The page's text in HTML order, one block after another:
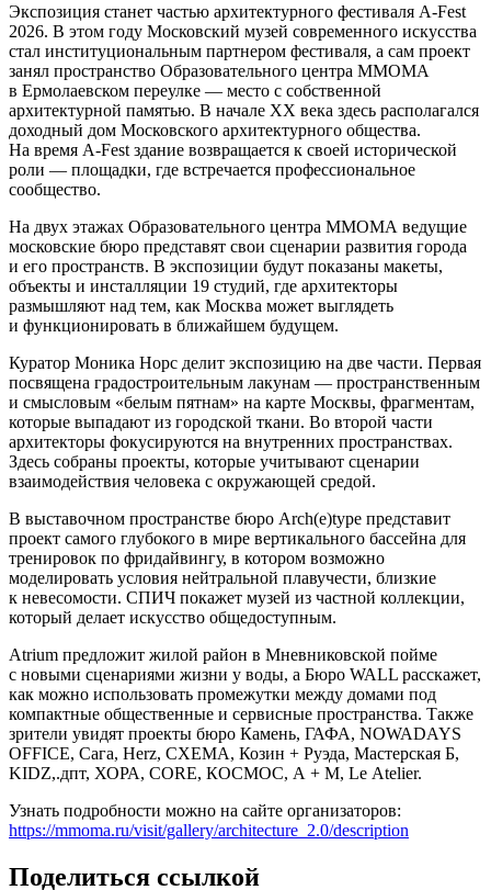
Экспозиция станет частью архитектурного фестиваля A-Fest
2026. В этом году Московский музей современного искусства
стал институциональным партнером фестиваля, а сам проект
занял пространство Образовательного центра ММОМА
в Ермолаевском переулке — место с собственной
архитектурной памятью. В начале XX века здесь располагался
доходный дом Московского архитектурного общества.
На время A-Fest здание возвращается к своей исторической
роли — площадки, где встречается профессиональное
сообщество.
На двух этажах Образовательного центра ММОМА ведущие
московские бюро представят свои сценарии развития города
и его пространств. В экспозиции будут показаны макеты,
объекты и инсталляции 19 студий, где архитекторы
размышляют над тем, как Москва может выглядеть
и функционировать в ближайшем будущем.
Куратор Моника Норс делит экспозицию на две части. Первая
посвящена градостроительным лакунам — пространственным
и смысловым «белым пятнам» на карте Москвы, фрагментам,
которые выпадают из городской ткани. Во второй части
архитекторы фокусируются на внутренних пространствах.
Здесь собраны проекты, которые учитывают сценарии
взаимодействия человека с окружающей средой.
В выставочном пространстве бюро Arch(e)type представит
проект самого глубокого в мире вертикального бассейна для
тренировок по фридайвингу, в котором возможно
моделировать условия нейтральной плавучести, близкие
к невесомости. СПИЧ покажет музей из частной коллекции,
который делает искусство общедоступным.
Atrium предложит жилой район в Мневниковской пойме
с новыми сценариями жизни у воды, а Бюро WALL расскажет,
как можно использовать промежутки между домами под
компактные общественные и сервисные пространства. Также
зрители увидят проекты бюро Камень, ГАФА, NOWADAYS
OFFICE, Сага, Herz, СХЕМА, Козин + Руэда, Мастерская Б,
KIDZ,.дпт, ХОРА, CORE, КОСМОС, А + М, Le Atelier.
Узнать подробности можно на сайте организаторов:
https://mmoma.ru/visit/gallery/architecture_2.0/description
Поделиться ссылкой